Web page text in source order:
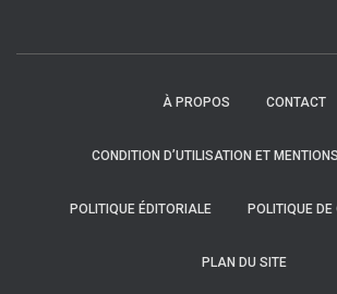
À PROPOS CONTACT
CONDITION D’UTILISATION ET
POLITIQUE ÉDITORIALE POLITIQUE
PLAN DU SITE